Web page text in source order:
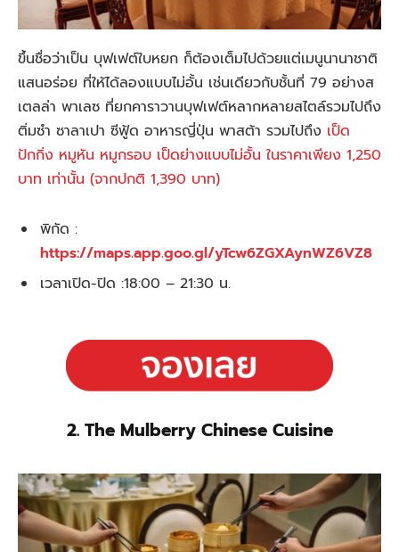
ขึ้นชื่อว่าเป็น บุฟเฟต์ใบหยก ก็ต้องเต็มไปด้วยแต่เมนูนานาชาติ
แสนอร่อย ที่ให้ได้ลองแบบไม่อั้น เช่นเดียวกับชั้นที่ 79 อย่างส
เตลล่า พาเลซ ที่ยกคาราวานบุฟเฟต์หลากหลายสไตล์รวมไปถึง
ติ่มซำ ซาลาเปา ซีฟู้ด อาหารญี่ปุ่น พาสต้า รวมไปถึง เป็ด
ปักกิ่ง หมูหัน หมูกรอบ เป็ดย่างแบบไม่อั้น ในราคาเพียง 1,250
บาท เท่านั้น (จากปกติ 1,390 บาท)
พิกัด :
https://maps.app.goo.gl/yTcw6ZGXAynWZ6VZ8
เวลาเปิด-ปิด :18:00 – 21:30 น.
2. The Mulberry Chinese Cuisine